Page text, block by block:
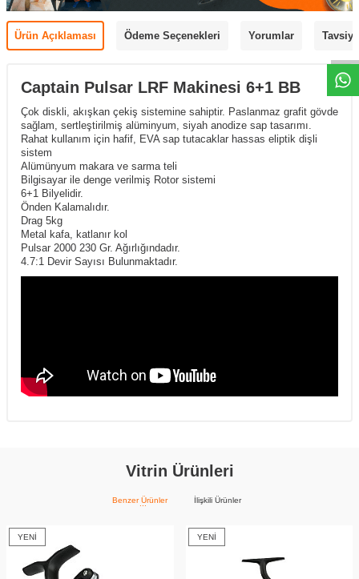
Ürün Açıklaması Ödeme Seçenekleri Yorumlar
Captain Pulsar LRF Makinesi 6+1 BB
Çok diskli, akışkan çekiş sistemine sahiptir. Paslanmaz grafit gövde
sağlam, sertleştirilmiş alüminyum, siyah anodize sap tasarımı.
Rahat kullanım için hafif, EVA sap tutacaklar hassas eliptik dişli
sistem
Alümünyum makara ve sarma teli
Bilgisayar ile denge verilmiş Rotor sistemi
6+1 Bilyelidir.
Önden Kalamalıdır.
Drag 5kg
Metal kafa, katlanır kol
Pulsar 2000 230 Gr. Ağırlığındadır.
4.7:1 Devir Sayısı Bulunmaktadır.
Vitrin Ürünleri
Benzer Ürünler İlişkili Ürünler
YENI YENI